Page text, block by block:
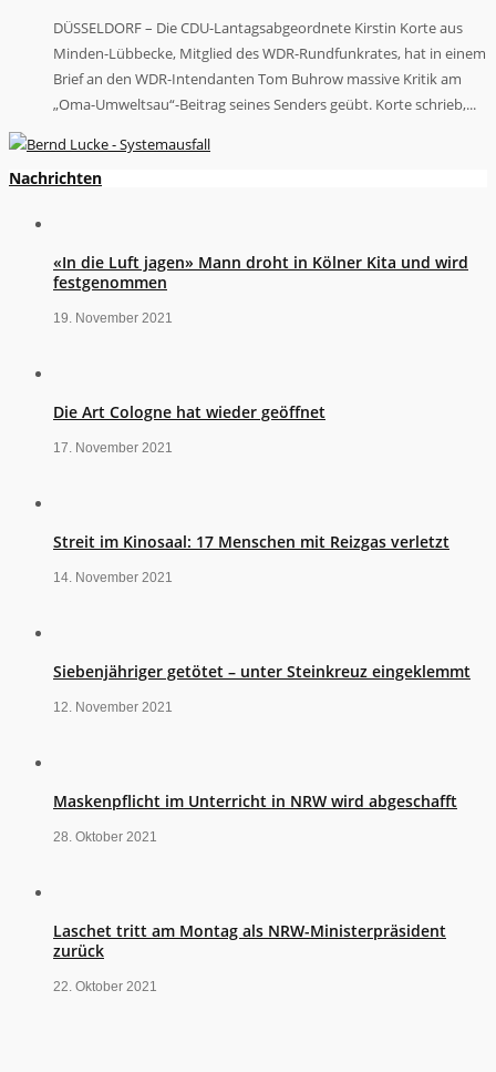
DÜSSELDORF – Die CDU-Lantagsabgeordnete Kirstin Korte aus
Minden-Lübbecke, Mitglied des WDR-Rundfunkrates, hat in einem
Brief an den WDR-Intendanten Tom Buhrow massive Kritik am
„Oma-Umweltsau“-Beitrag seines Senders geübt. Korte schrieb,...
Nachrichten
«In die Luft jagen» Mann droht in Kölner Kita und wird
festgenommen
19. November 2021
Die Art Cologne hat wieder geöffnet
17. November 2021
Streit im Kinosaal: 17 Menschen mit Reizgas verletzt
14. November 2021
Siebenjähriger getötet – unter Steinkreuz eingeklemmt
12. November 2021
Maskenpflicht im Unterricht in NRW wird abgeschafft
28. Oktober 2021
Laschet tritt am Montag als NRW-Ministerpräsident
zurück
22. Oktober 2021